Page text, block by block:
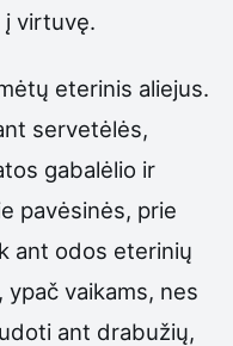
į virtuvę.
eterinis aliejus.
servetėlės,
gabalėlio ir
pavėsinės, prie
ant odos eterinių
ypač vaikams, nes
ant drabužių,